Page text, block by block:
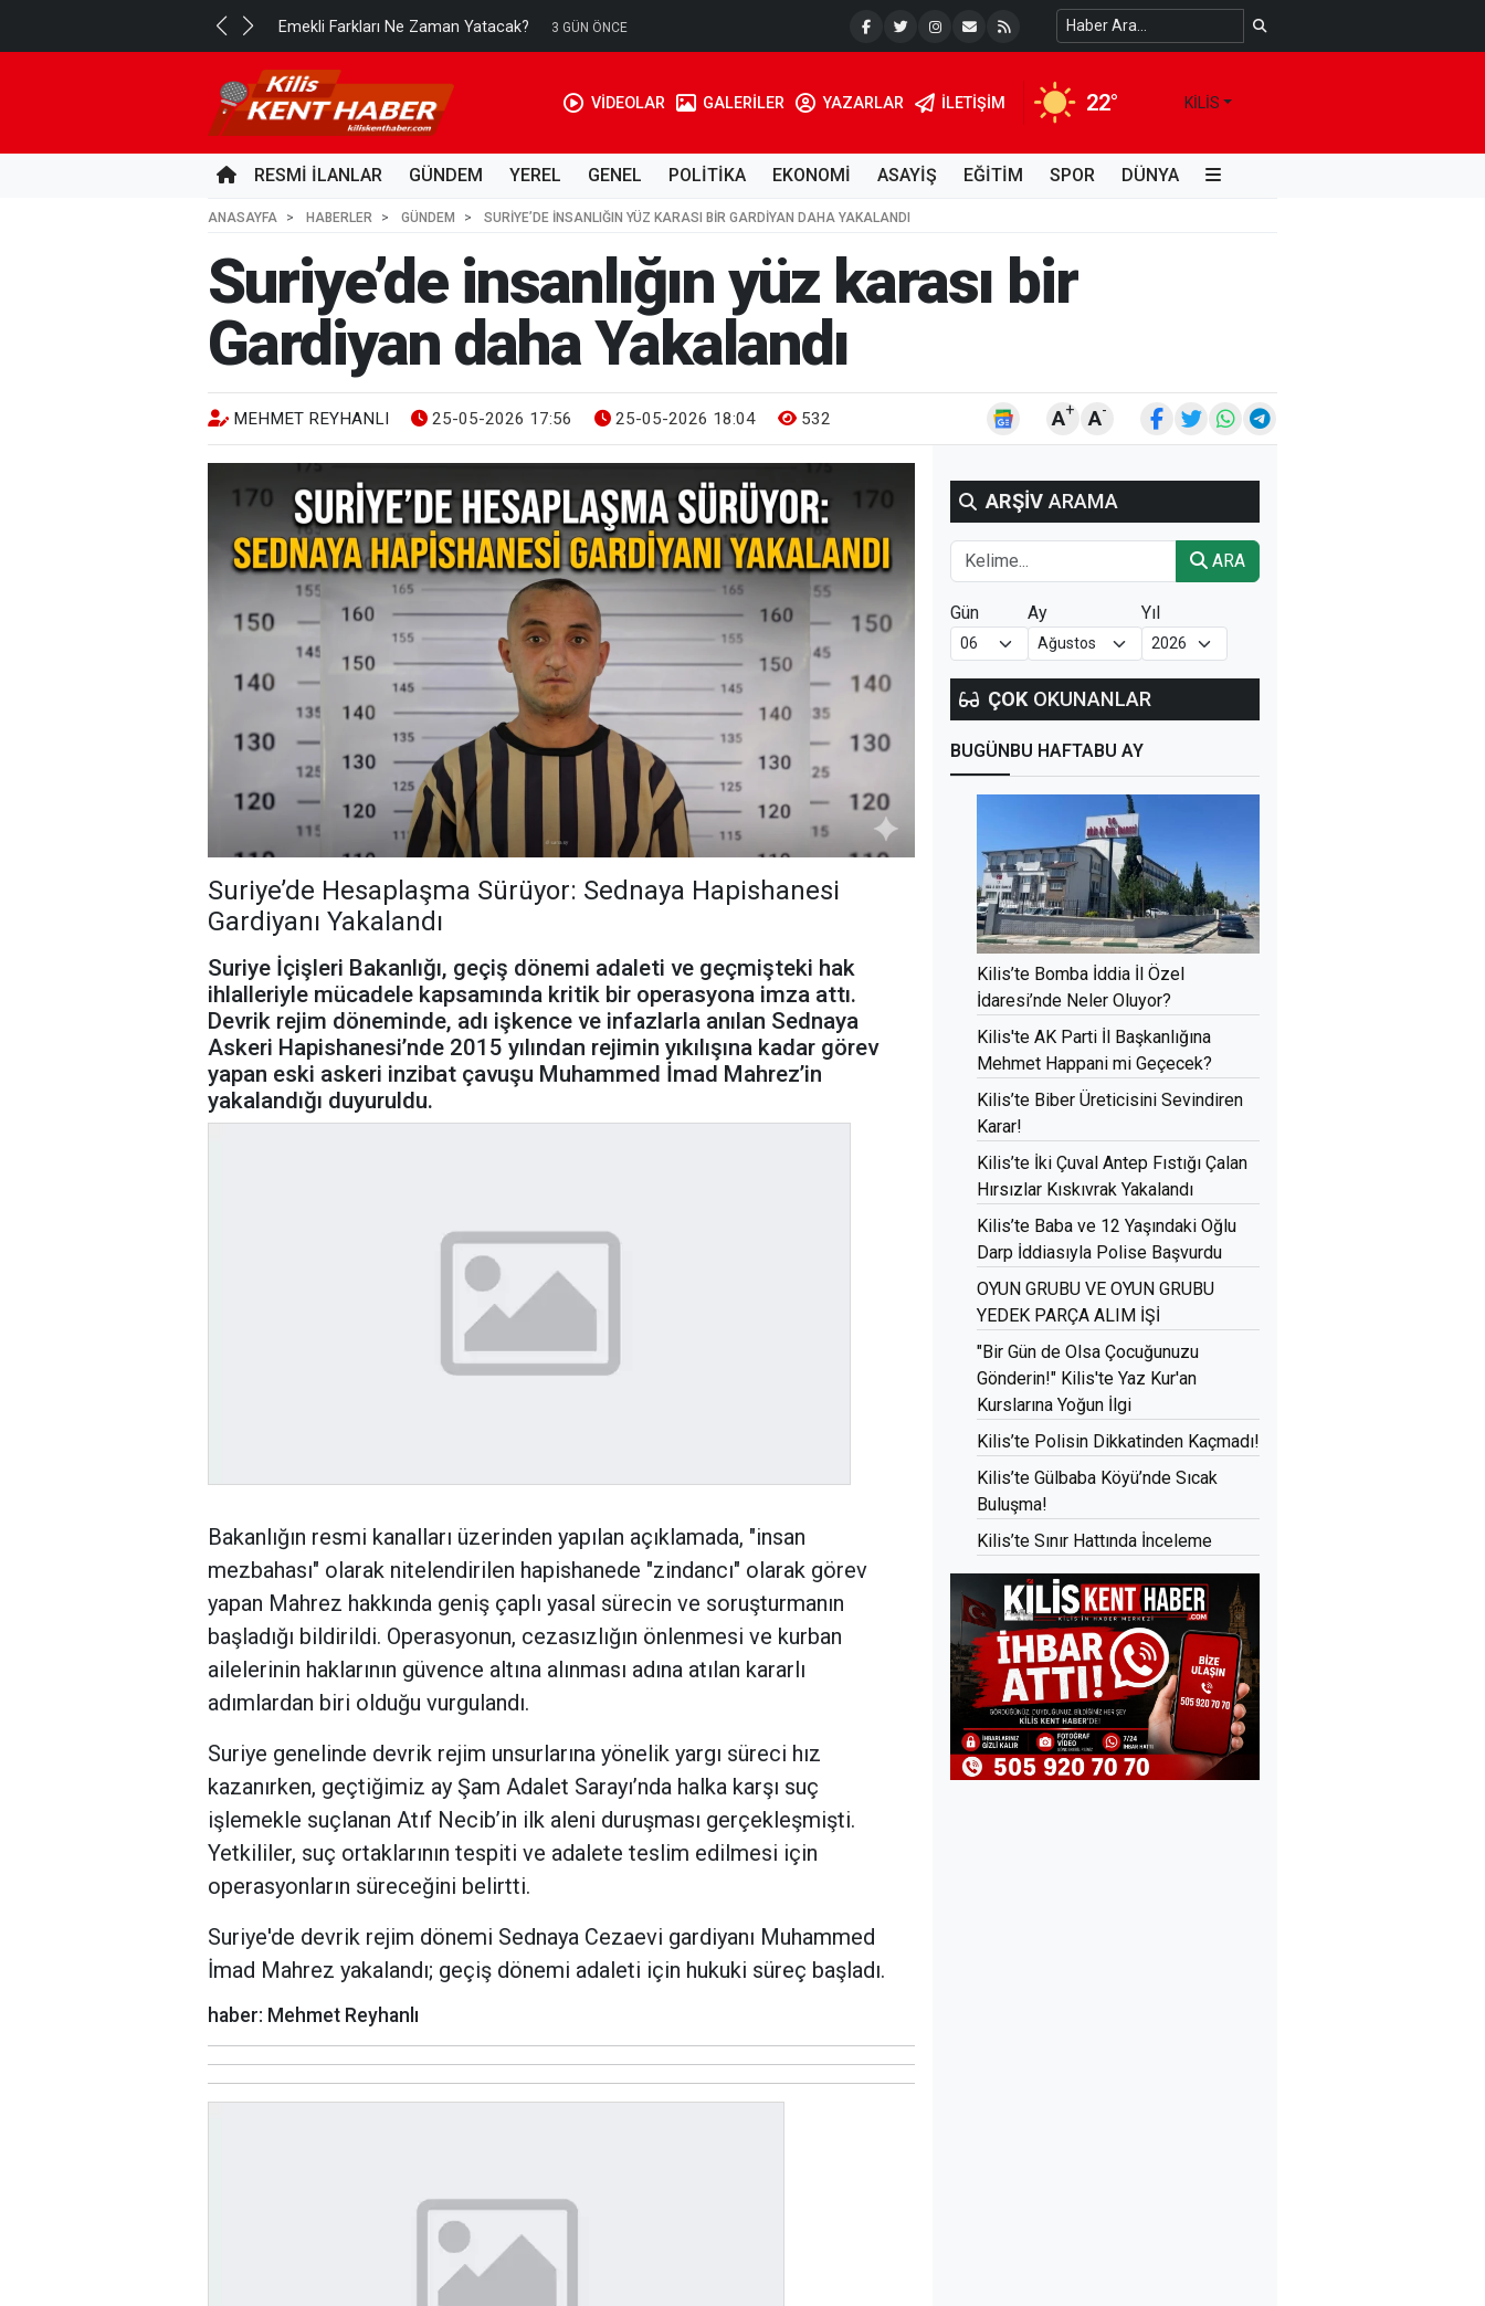
Emekli Farkları Ne Zaman Yatacak? 3 GÜN ÖNCE Su Kuyusu Temiz Suya Erişimde Kalıcı Bir Çözüm
VİDEOLAR GALERİLER YAZARLAR İLETIŞIM 22° KILIS
RESMİ İLANLAR GÜNDEM YEREL GENEL POLİTİKA EKONOMİ ASAYİŞ EĞİTİM SPOR DÜNYA
ANASAYFA HABERLER GÜNDEM SURIYE’DE INSANLIĞIN YÜZ KARASI BIR GARDIYAN DAHA YAKALANDI
Suriye’de insanlığın yüz karası bir
Gardiyan daha Yakalandı
MEHMET REYHANLI 25-05-2026 17:56 25-05-2026 18:04 532 A+ A-
Suriye’de Hesaplaşma Sürüyor: Sednaya Hapishanesi
Gardiyanı Yakalandı
Suriye İçişleri Bakanlığı, geçiş dönemi adaleti ve geçmişteki hak
ihlalleriyle mücadele kapsamında kritik bir operasyona imza attı.
Devrik rejim döneminde, adı işkence ve infazlarla anılan Sednaya
Askeri Hapishanesi’nde 2015 yılından rejimin yıkılışına kadar görev
yapan eski askeri inzibat çavuşu Muhammed İmad Mahrez’in
yakalandığı duyuruldu.
Bakanlığın resmi kanalları üzerinden yapılan açıklamada, "insan
mezbahası" olarak nitelendirilen hapishanede "zindancı" olarak görev
yapan Mahrez hakkında geniş çaplı yasal sürecin ve soruşturmanın
başladığı bildirildi. Operasyonun, cezasızlığın önlenmesi ve kurban
ailelerinin haklarının güvence altına alınması adına atılan kararlı
adımlardan biri olduğu vurgulandı.
Suriye genelinde devrik rejim unsurlarına yönelik yargı süreci hız
kazanırken, geçtiğimiz ay Şam Adalet Sarayı’nda halka karşı suç
işlemekle suçlanan Atıf Necib’in ilk aleni duruşması gerçekleşmişti.
Yetkililer, suç ortaklarının tespiti ve adalete teslim edilmesi için
operasyonların süreceğini belirtti.
Suriye'de devrik rejim dönemi Sednaya Cezaevi gardiyanı Muhammed
İmad Mahrez yakalandı; geçiş dönemi adaleti için hukuki süreç başladı.
haber: Mehmet Reyhanlı
ARŞİV ARAMA
ARA
Gün Ay Yıl
ÇOK OKUNANLAR
BUGÜNBU HAFTABU AY
Kilis’te Bomba İddia İl Özel
İdaresi’nde Neler Oluyor?
Kilis'te AK Parti İl Başkanlığına
Mehmet Happani mi Geçecek?
Kilis’te Biber Üreticisini Sevindiren
Karar!
Kilis’te İki Çuval Antep Fıstığı Çalan
Hırsızlar Kıskıvrak Yakalandı
Kilis’te Baba ve 12 Yaşındaki Oğlu
Darp İddiasıyla Polise Başvurdu
OYUN GRUBU VE OYUN GRUBU
YEDEK PARÇA ALIM İŞİ
"Bir Gün de Olsa Çocuğunuzu
Gönderin!" Kilis'te Yaz Kur'an
Kurslarına Yoğun İlgi
Kilis’te Polisin Dikkatinden Kaçmadı!
Kilis’te Gülbaba Köyü’nde Sıcak
Buluşma!
Kilis’te Sınır Hattında İnceleme